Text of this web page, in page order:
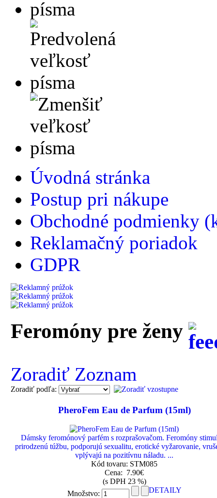
Úvodná stránka
Postup pri nákupe
Obchodné podmienky
Reklamačný poriadok
GDPR
Feromóny pre ženy
Zoradiť Zoznam
Zoradiť podľa:
PheroFem Eau de Parfum (15ml)
Dámsky feromónový parfém s rozprašovačom. Feromóny
prirodzenú túžbu, podporujú sexualitu, erotické vyžarovanie,
vplývajú na pozitívnu náladu. ...
Kód tovaru: STM085
Cena: 7.90€
(s DPH 23 %)
Množstvo:
DETAILY